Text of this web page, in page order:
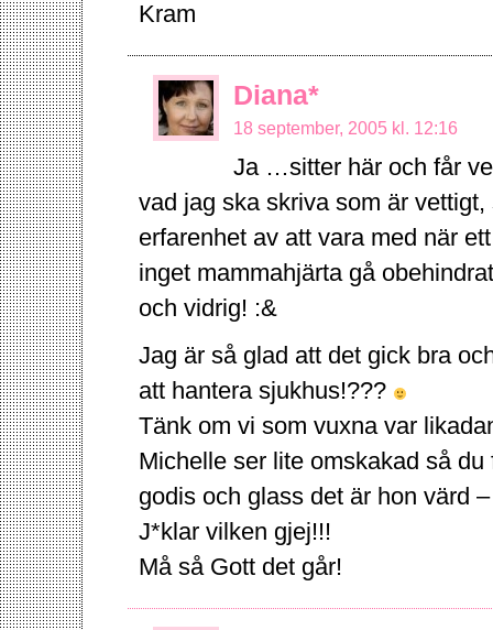
Kram
Diana*
18 september, 2005 kl. 12:16
Ja …sitter här och får
vad jag ska skriva som är
erfarenhet av att vara med när
inget mammahjärta gå
och vidrig! :&
Jag är så glad att det gick bra
att hantera sjukhus!???
Tänk om vi som vuxna var
Michelle ser lite omskakad så
godis och glass det är hon värd
J*klar vilken gjej!!!
Må så Gott det går!